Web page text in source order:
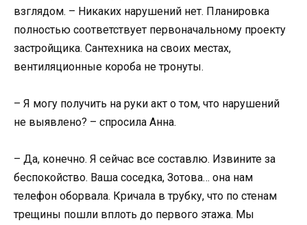
взглядом. – Никаких нарушений нет. Планировка
полностью соответствует первоначальному проекту
застройщика. Сантехника на своих местах,
вентиляционные короба не тронуты.
– Я могу получить на руки акт о том, что нарушений
не выявлено? – спросила Анна.
– Да, конечно. Я сейчас все составлю. Извините за
беспокойство. Ваша соседка, Зотова… она нам
телефон оборвала. Кричала в трубку, что по стенам
трещины пошли вплоть до первого этажа. Мы